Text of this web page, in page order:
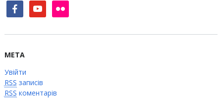
facebookyoutube flickr
МЕТА
Увійти
RSS записів
RSS коментарів